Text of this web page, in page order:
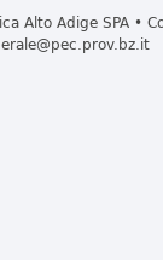
Alto Adige SPA •